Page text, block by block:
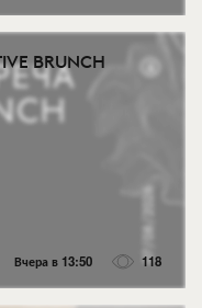
BRUNCH
Вчера в 13:50 118